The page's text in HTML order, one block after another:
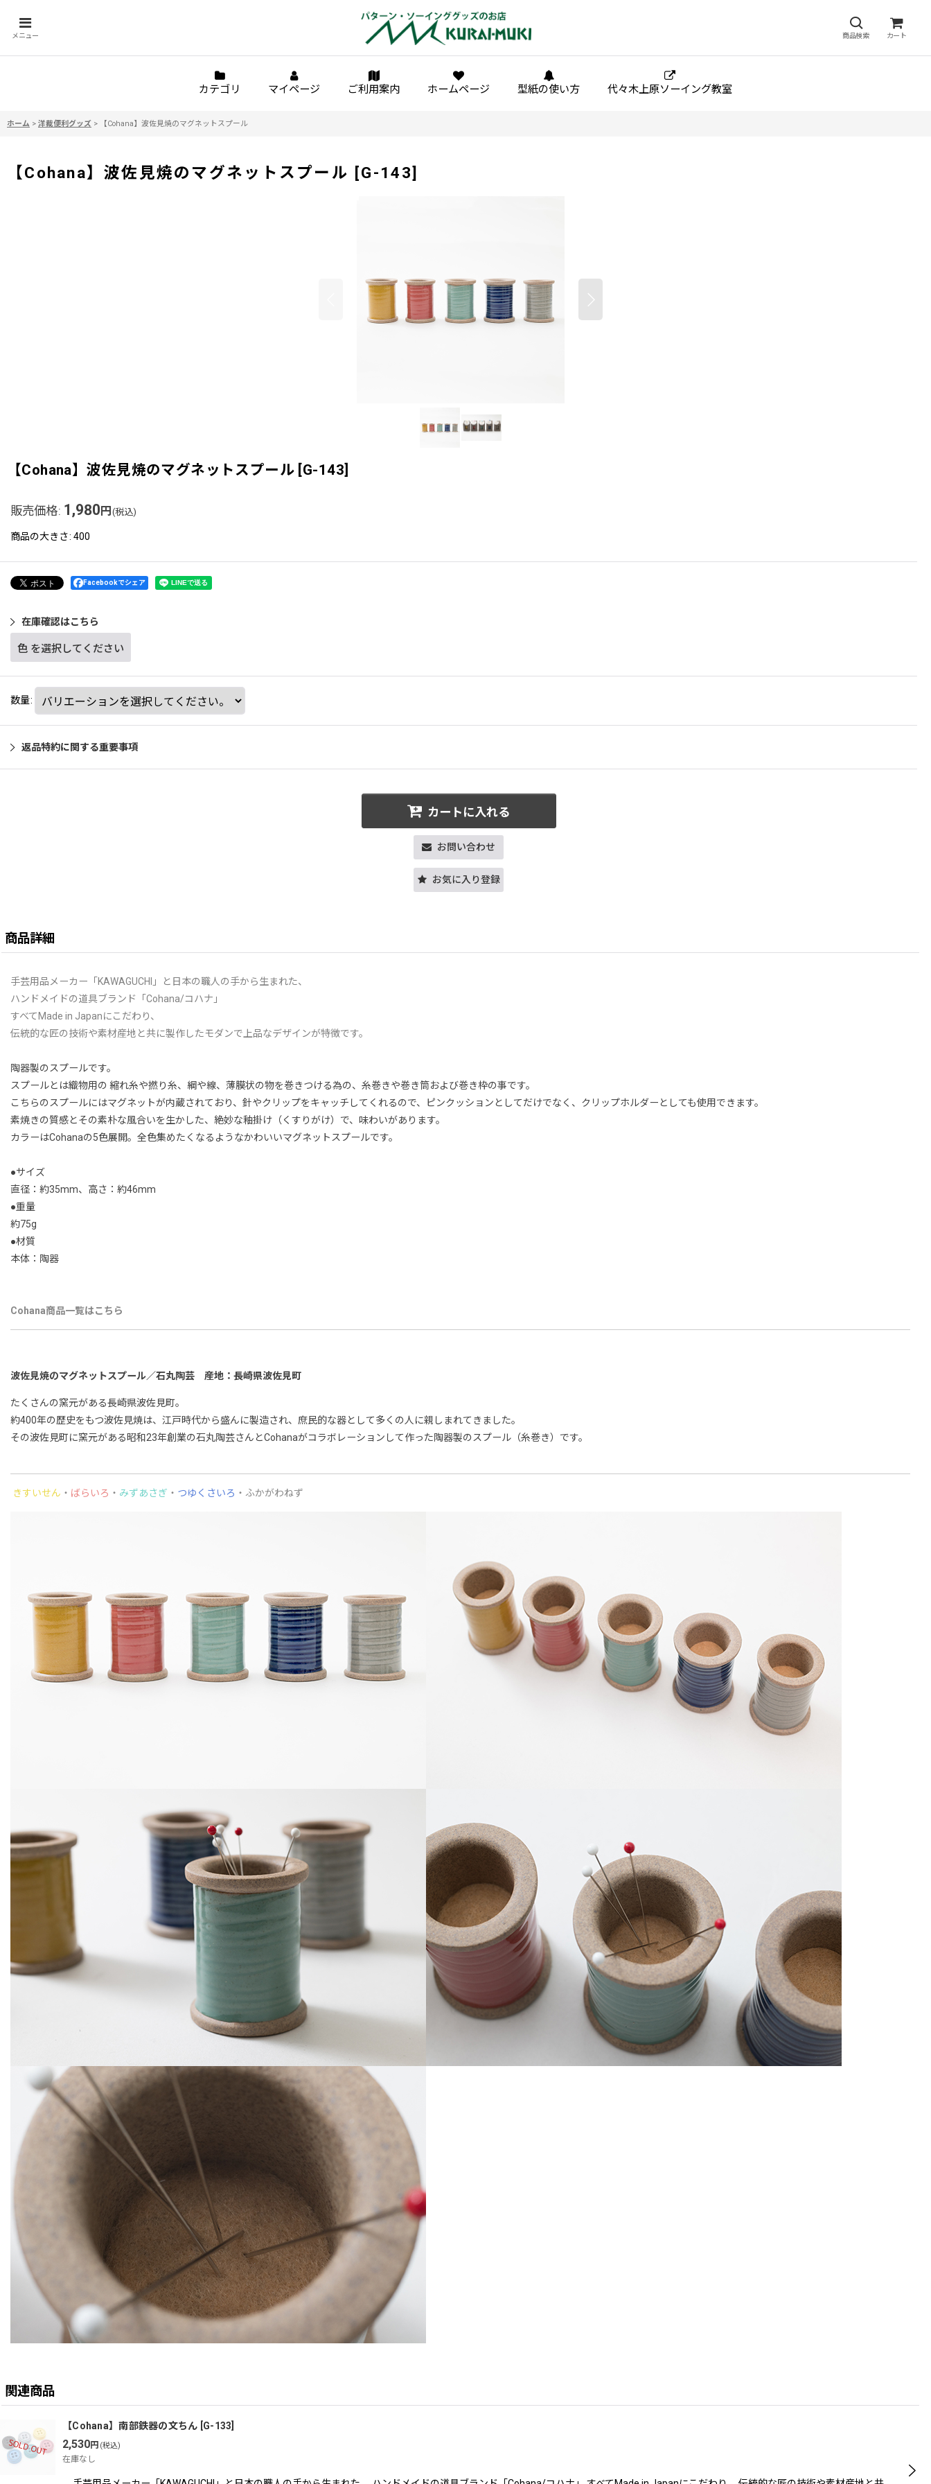
メニュー 商品検索 カート
カテゴリ マイページ ご利用案内 ホームページ 型紙の使い方 代々木上原ソーイング教室
ホーム > 洋裁便利グッズ > 【Cohana】波佐見焼のマグネットスプール
【Cohana】波佐見焼のマグネットスプール [G-143]
【Cohana】波佐見焼のマグネットスプール [G-143]
販売価格: 1,980 円 (税込)
商品の大きさ: 400
Facebookでシェア
在庫確認はこちら
色 を選択してください
数量:
返品特約に関する重要事項
カートに入れる
お問い合わせ
お気に入り登録
商品詳細
手芸用品メーカー「KAWAGUCHI」と日本の職人の手から生まれた、
ハンドメイドの道具ブランド「Cohana/コハナ」
すべてMade in Japanにこだわり、
伝統的な匠の技術や素材産地と共に製作したモダンで上品なデザインが特徴です。
陶器製のスプールです。
スプールとは織物用の 縮れ糸や撚り糸、綱や線、薄膜状の物を巻きつける為の、糸巻きや巻き筒および巻き枠の事です。
こちらのスプールにはマグネットが内蔵されており、針やクリップをキャッチしてくれるので、ピンクッションとしてだけでなく、クリップホルダーとしても使用できます。
素焼きの質感とその素朴な風合いを生かした、絶妙な釉掛け（くすりがけ）で、味わいがあります。
カラーはCohanaの5色展開。全色集めたくなるようなかわいいマグネットスプールです。
●サイズ
直径：約35mm、高さ：約46mm
●重量
約75g
●材質
本体：陶器
Cohana商品一覧はこちら
波佐見焼のマグネットスプール／石丸陶芸 産地：長崎県波佐見町
たくさんの窯元がある長崎県波佐見町。
約400年の歴史をもつ波佐見焼は、江戸時代から盛んに製造され、庶民的な器として多くの人に親しまれてきました。
その波佐見町に窯元がある昭和23年創業の石丸陶芸さんとCohanaがコラボレーションして作った陶器製のスプール（糸巻き）です。
きすいせん ・ ばらいろ ・ みずあさぎ ・ つゆくさいろ ・ふかがわねず
関連商品
【Cohana】南部鉄器の文ちん G-133
2,530円 (税込)
在庫なし